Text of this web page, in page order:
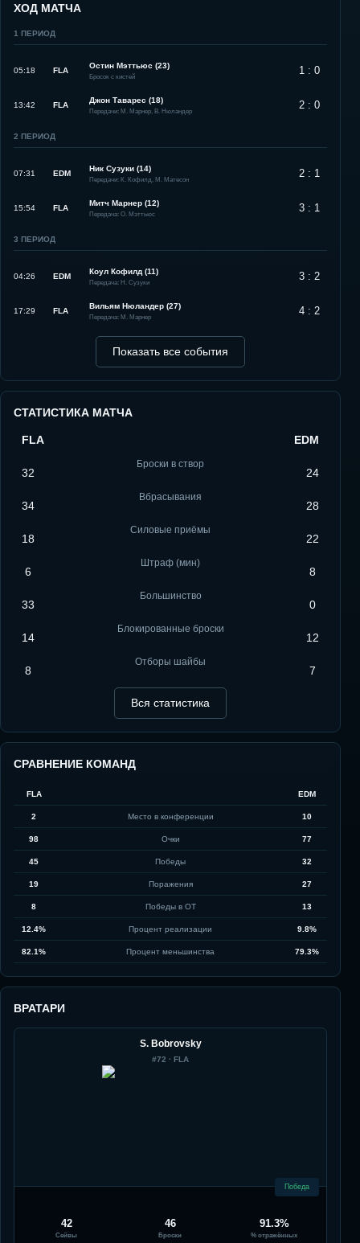
ХОД МАТЧА
1 ПЕРИОД
05:18 FLA
Остин Мэттьюс (23)
Бросок с кистей 1 : 0
13:42 FLA
Джон Таварес (18)
Передачи: М. Марнер, В. Нюландер 2 : 0
2 ПЕРИОД
07:31 EDM
Ник Сузуки (14)
Передачи: К. Кофилд, М. Матесон 2 : 1
15:54 FLA
Митч Марнер (12)
Передача: О. Мэттьюс 3 : 1
3 ПЕРИОД
04:26 EDM
Коул Кофилд (11)
Передача: Н. Сузуки 3 : 2
17:29 FLA
Вильям Нюландер (27)
Передача: М. Марнер 4 : 2
Показать все события
СТАТИСТИКА МАТЧА
FLA EDM
32
Броски в створ
24
34
Вбрасывания
28
18
Силовые приёмы
22
6
Штраф (мин)
8
33
Большинство
0
14
Блокированные броски
12
8
Отборы шайбы
7
Вся статистика
СРАВНЕНИЕ КОМАНД
FLA EDM
2 Место в конференции 10
98 Очки 77
45 Победы 32
19 Поражения 27
8 Победы в ОТ 13
12.4% Процент реализации 9.8%
82.1% Процент меньшинства 79.3%
ВРАТАРИ
S. Bobrovsky
#72 · FLA
Победа
42
Сейвы
46
Броски
91.3%
% отражённых